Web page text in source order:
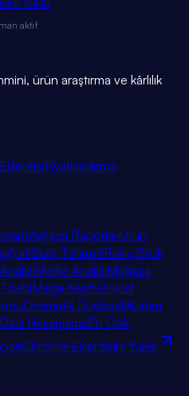
aktif
ürün araştırma ve kârlılık
Fiyatlandırma
Mağaza RaporlarıÜrün
Satış TahminiRakip Stok
Marka AnaliziMağaza
Mega KeşifBarkod
Otomatik BuyboxMüşteri
Desi HesaplamaEn Çok
Chrome Eklentisini Yükle